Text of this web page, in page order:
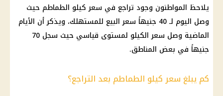
يلاحظ المواطنون وجود تراجع في سعر كيلو الطماطم حيث
وصل اليوم لـ 40 جنيهاً سعر البيع للمستهلك، ويذكر أن الأيام
الماضية وصل سعر الكيلو لمستوى قياسي حيث سجل 70
جنيهاً في بعض المناطق.
كم يبلغ سعر كيلو الطماطم بعد التراجع؟